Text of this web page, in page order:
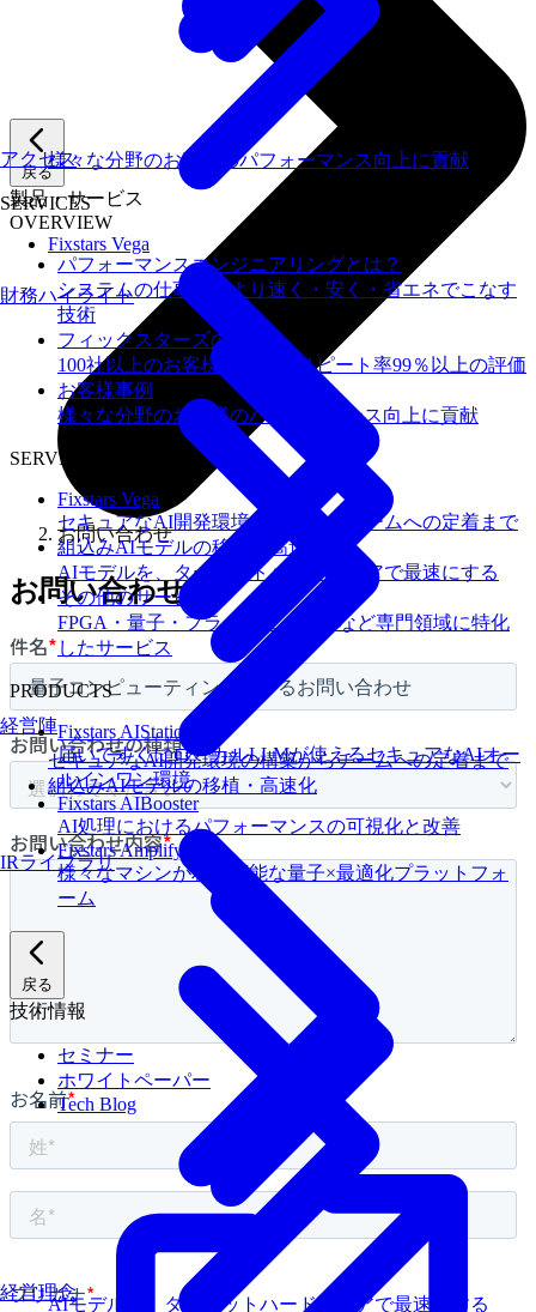
戻る
製品・サービス
OVERVIEW
パフォーマンスエンジニアリングとは？
システムの仕事を、より速く・安く・省エネでこなす
技術
フィックスターズの​強み
100社以上のお客様を支援しリピート率99％以上の評価
お客様事例
様々な分野のお客様のパフォーマンス向上に貢献
SERVICES
Fixstars Vega
セキュアなAI開発環境の構築からチームへの定着まで
組込みAIモデルの移植・高速化
AIモデルを、ターゲットハードウェアで最速にする
その他のサービス
FPGA・量子・フラッシュメモリなど専門領域に特化
したサービス
PRODUCTS
Fixstars AIStation
届いてすぐにローカルLLMが使えるセキュアなAIオー
ルインワン環境
Fixstars AIBooster
AI処理におけるパフォーマンスの可視化と改善
Fixstars Amplify
様々なマシンが利用可能な量子×最適化プラットフォ
ーム
戻る
技術情報
セミナー
ホワイトペーパー
Tech Blog
アクセス
経営陣
経営理念
様々な分野のお客様のパフォーマンス向上に貢献
SERVICES
Fixstars Vega
セキュアなAI開発環境の構築からチームへの定着まで
組込みAIモデルの移植・高速化
AIモデルを、ターゲットハードウェアで最速にする
財務ハイライト
IRライブラリ
お問い合わせ
お問い合わせ